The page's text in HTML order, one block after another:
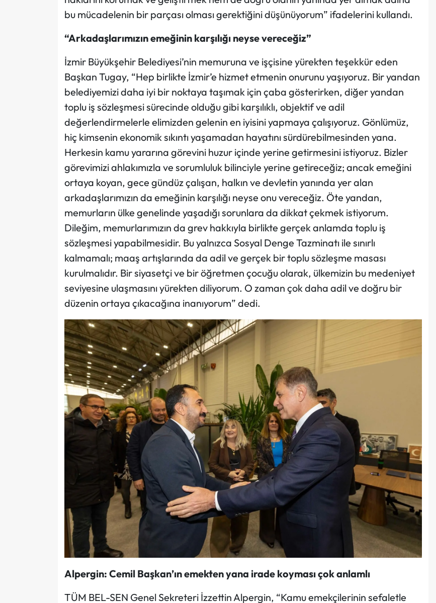
bu mücadelenin bir parçası olması gerektiğini düşünüyorum” ifadelerini kullandı.
“Arkadaşlarımızın emeğinin karşılığı neyse vereceğiz”
İzmir Büyükşehir Belediyesi’nin memuruna ve işçisine yürekten teşekkür eden
Başkan Tugay, “Hep birlikte İzmir’e hizmet etmenin onurunu yaşıyoruz. Bir yandan
belediyemizi daha iyi bir noktaya taşımak için çaba gösterirken, diğer yandan
toplu iş sözleşmesi sürecinde olduğu gibi karşılıklı, objektif ve adil
değerlendirmelerle elimizden gelenin en iyisini yapmaya çalışıyoruz. Gönlümüz,
hiç kimsenin ekonomik sıkıntı yaşamadan hayatını sürdürebilmesinden yana.
Herkesin kamu yararına görevini huzur içinde yerine getirmesini istiyoruz. Bizler
görevimizi ahlakımızla ve sorumluluk bilinciyle yerine getireceğiz; ancak emeğini
ortaya koyan, gece gündüz çalışan, halkın ve devletin yanında yer alan
arkadaşlarımızın da emeğinin karşılığı neyse onu vereceğiz. Öte yandan,
memurların ülke genelinde yaşadığı sorunlara da dikkat çekmek istiyorum.
Dileğim, memurlarımızın da grev hakkıyla birlikte gerçek anlamda toplu iş
sözleşmesi yapabilmesidir. Bu yalnızca Sosyal Denge Tazminatı ile sınırlı
kalmamalı; maaş artışlarında da adil ve gerçek bir toplu sözleşme masası
kurulmalıdır. Bir siyasetçi ve bir öğretmen çocuğu olarak, ülkemizin bu medeniyet
seviyesine ulaşmasını yürekten diliyorum. O zaman çok daha adil ve doğru bir
düzenin ortaya çıkacağına inanıyorum” dedi.
Alpergin: Cemil Başkan’ın emekten yana irade koyması çok anlamlı
TÜM BEL-SEN Genel Sekreteri İzzettin Alpergin, “Kamu emekçilerinin sefaletle